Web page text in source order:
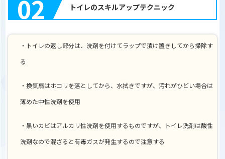
02 トイレのスキルアップテクニック
・トイレの返し部分は、洗剤を付けてラップで漬け置きしてから掃除す
る
・換気扇はホコリを落としてから、水拭きですが、汚れがひどい場合は
薄めた中性洗剤を使用
・黒いカビはアルカリ性洗剤を使用するものですが、トイレ洗剤は酸性
洗剤なので混ざると有毒ガスが発生するので注意する